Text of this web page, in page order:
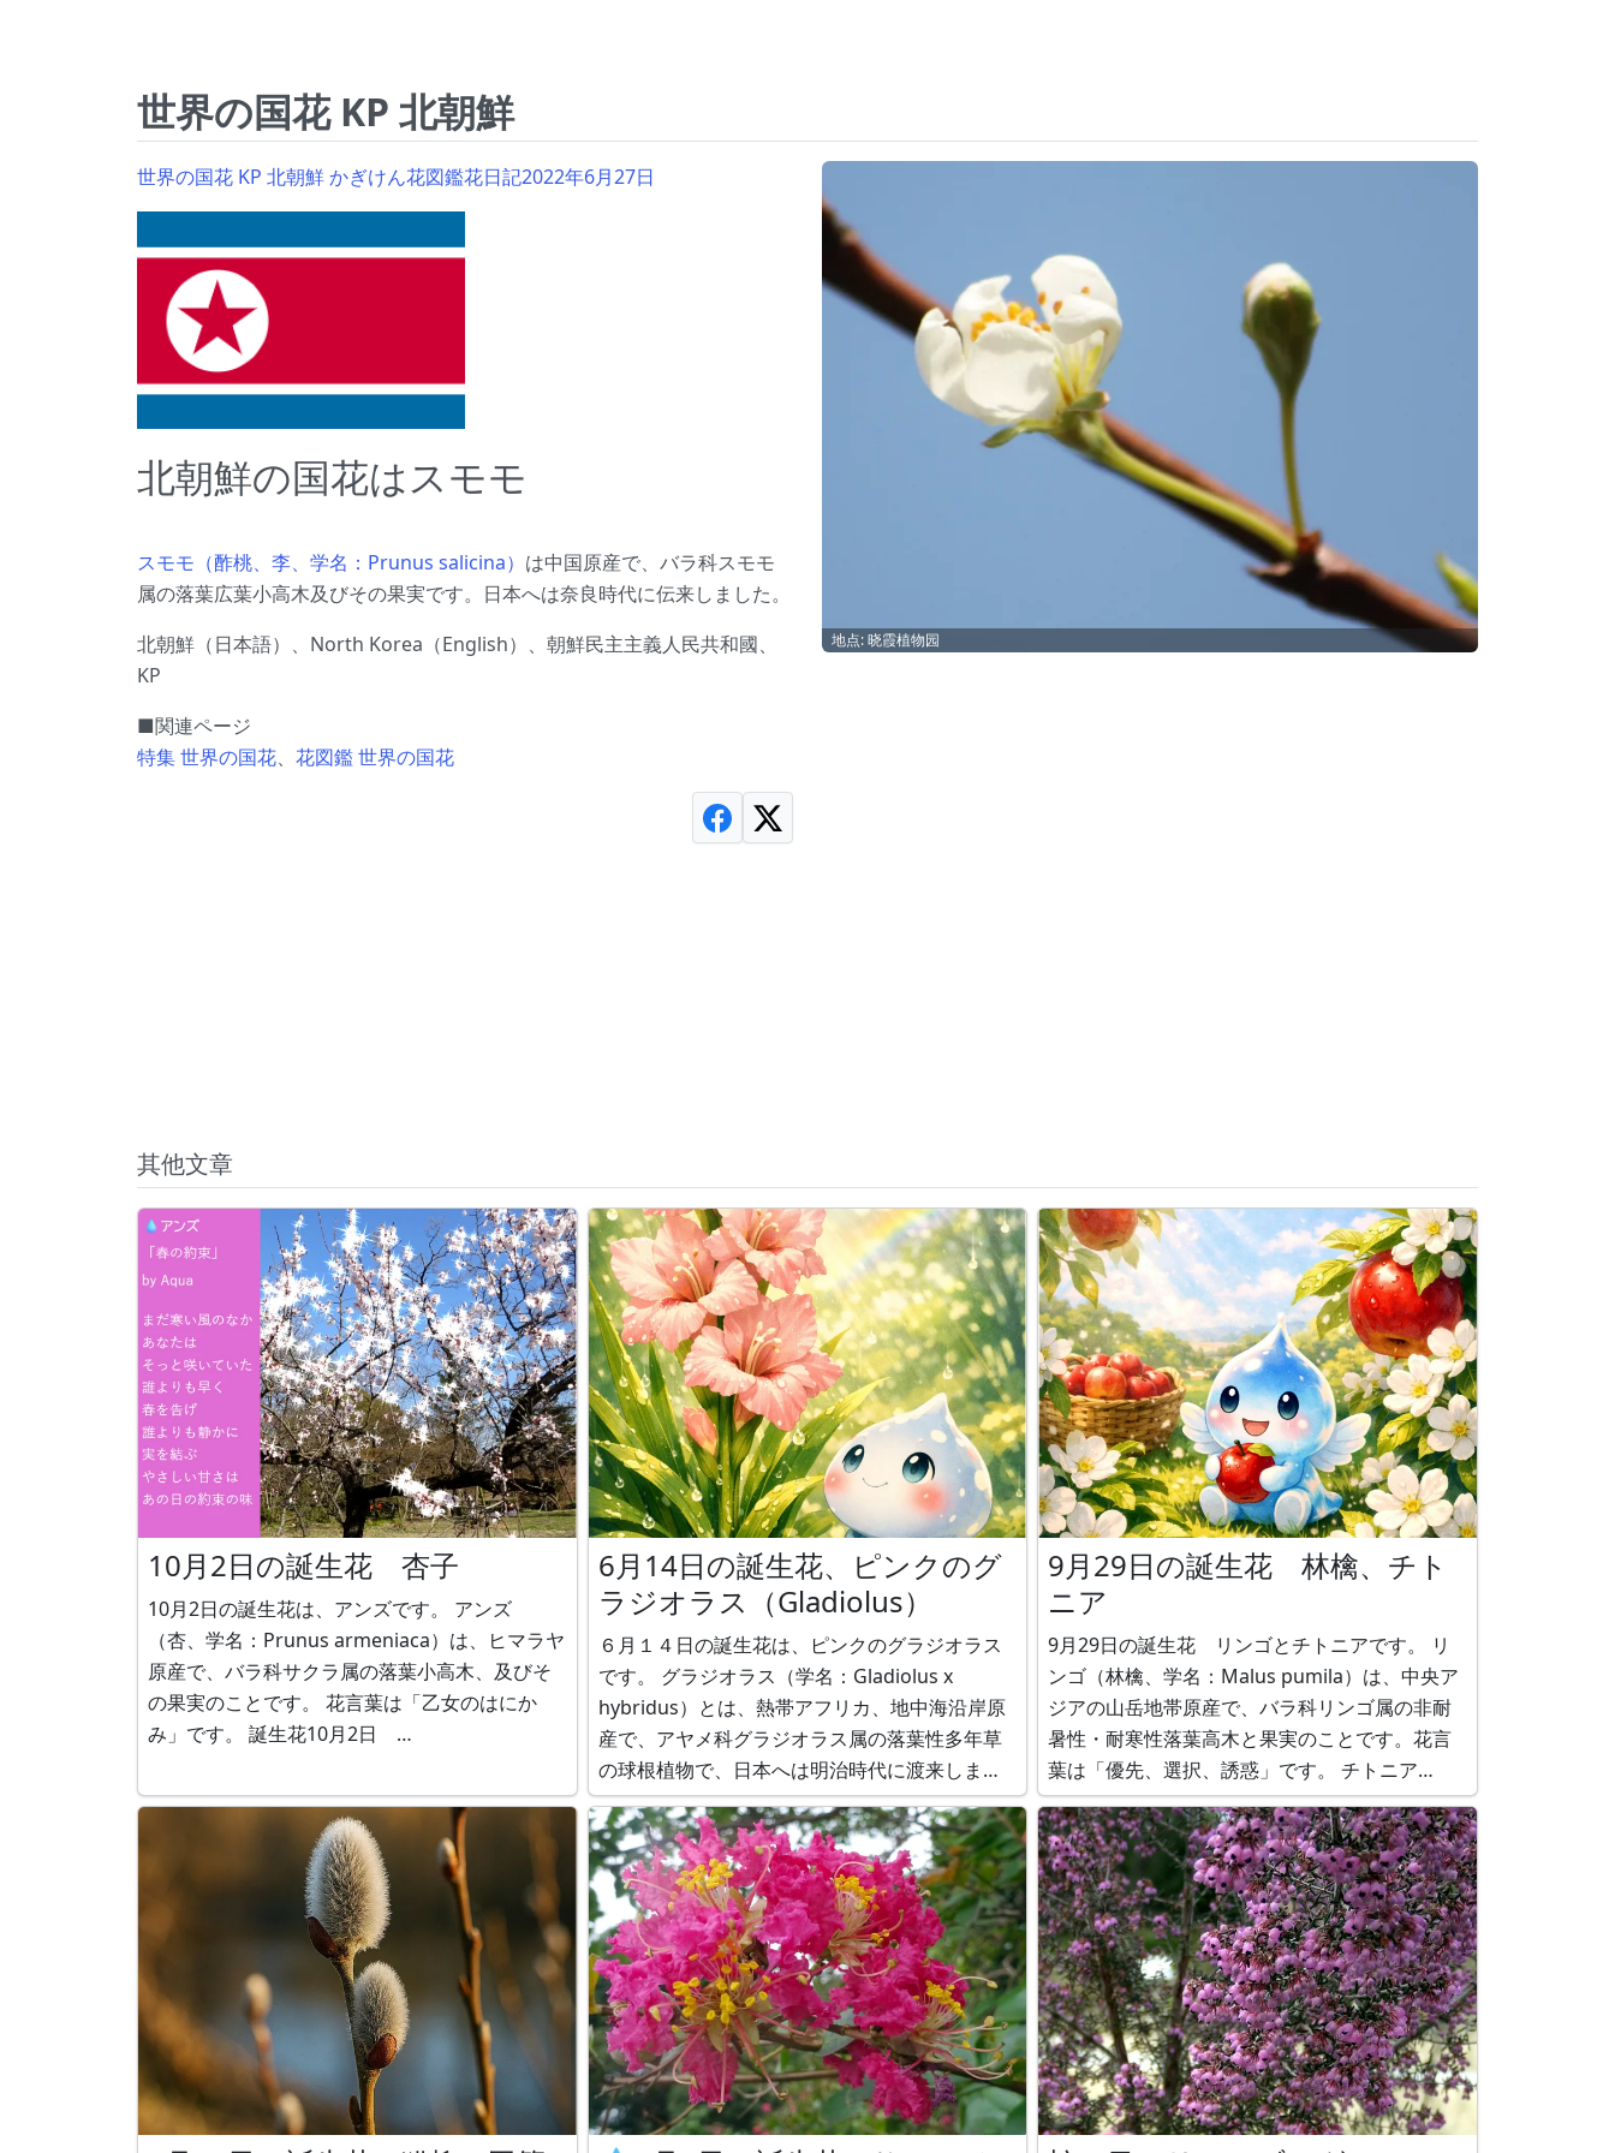
世界の国花 KP 北朝鮮
世界の国花 KP 北朝鮮 かぎけん花図鑑花日記2022年6月27日
北朝鮮の国花はスモモ
スモモ（酢桃、李、学名：Prunus salicina） は中国原産で、バラ科スモモ
属の落葉広葉小高木及びその果実です。日本へは奈良時代に伝来しました。
北朝鮮（日本語）、North Korea（English）、朝鮮民主主義人民共和國、
KP
■関連ページ
特集 世界の国花、 花図鑑 世界の国花
地点: 晓霞植物园
其他文章
10月2日の誕生花 杏子
10月2日の誕生花は、アンズです。 アンズ
（杏、学名：Prunus armeniaca）は、ヒマラヤ
原産で、バラ科サクラ属の落葉小高木、及びそ
の果実のことです。 花言葉は「乙女のはにか
み」です。 誕生花10月2日
02/644
6月14日の誕生花、ピンクのグ
ラジオラス（Gladiolus）
６月１４日の誕生花は、ピンクのグラジオラス
です。 グラジオラス（学名：Gladiolus x
hybridus）とは、熱帯アフリカ、地中海沿岸原
産で、アヤメ科グラジオラス属の落葉性多年草
の球根植物で、日本へは明治時代に渡来しまし
た。別名で、トウショウブ（唐菖蒲）、オラン
ダショウブ（阿蘭陀菖蒲）、corn flag（コー
ン・フラグ）、sword lily（スウォード・リリ
ー、剣の菖蒲）とも呼ばれま
9月29日の誕生花 林檎、チト
ニア
9月29日の誕生花 リンゴとチトニアです。 リ
ンゴ（林檎、学名：Malus pumila）は、中央ア
ジアの山岳地帯原産で、バラ科リンゴ属の非耐
暑性・耐寒性落葉高木と果実のことです。花言
葉は「優先、選択、誘惑」です。 チトニア
（Tithonia、学名：Tithonia rotundifolia）は、
中央アメリカ～メキシコ原産で、キク科ニトベ
ギク属の一年草です。花言葉は「果報者」で
す。 誕生花